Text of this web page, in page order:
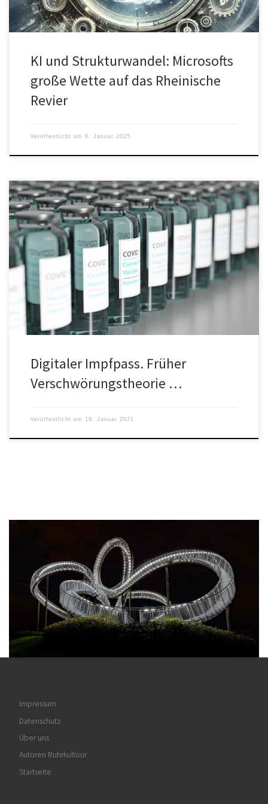
KI und Strukturwandel: Microsofts
große Wette auf das Rheinische
Revier
Veröffentlicht am 6. Januar 2025
Microsoft, Oracle und Salesforce arbeiten an einem digitalen
Impfpass. Sie nehmen an, dass dieser in den kommenden Wochen
wichtig werden dürfte - sobald mehr Menschen geimpft sind.
Digitaler Impfpass. Früher
Verschwörungstheorie …
Veröffentlicht am 19. Januar 2021
Impressum
Datenschutz
Über uns
Autoren Ruhrkultour
Startseite